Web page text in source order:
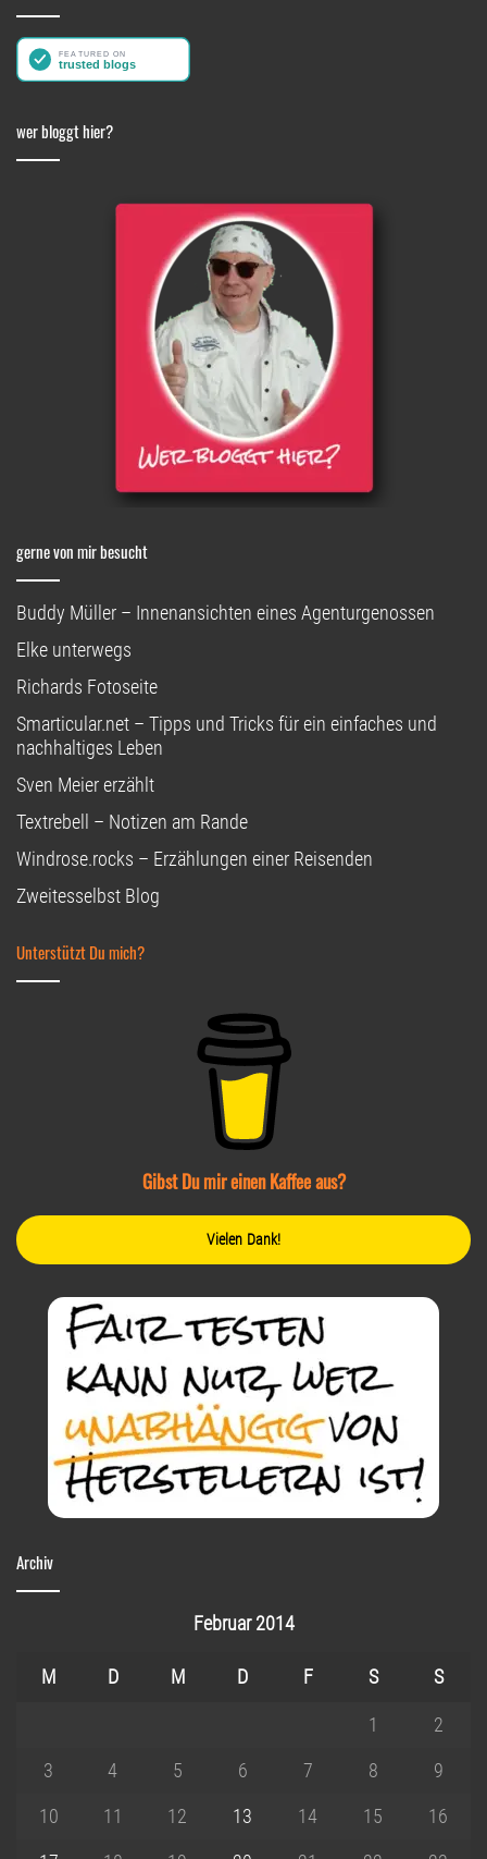
wer bloggt hier?
gerne von mir besucht
Buddy Müller – Innenansichten eines Agenturgenossen
Elke unterwegs
Richards Fotoseite
Smarticular.net – Tipps und Tricks für ein einfaches und
nachhaltiges Leben
Sven Meier erzählt
Textrebell – Notizen am Rande
Windrose.rocks – Erzählungen einer Reisenden
Zweitesselbst Blog
Unterstützt Du mich?
Gibst Du mir einen Kaffee aus?
Vielen Dank!
Archiv
Februar 2014
M D M D F S S
1
2
3
4 5 6 7 8
9
10
11 12 13 14 15
16